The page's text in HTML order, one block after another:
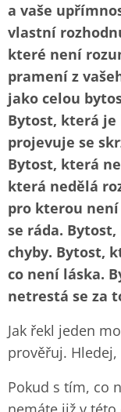
a vaše
vlastní
které není
pramení z
jako celou
Bytost, která
projevuje se
Bytost, která
která nedělá
pro kterou
se ráda.
chyby. Bytost,
co není láska.
netrestá se za
Jak řekl jeden
prověřuj.
Pokud s tím, co